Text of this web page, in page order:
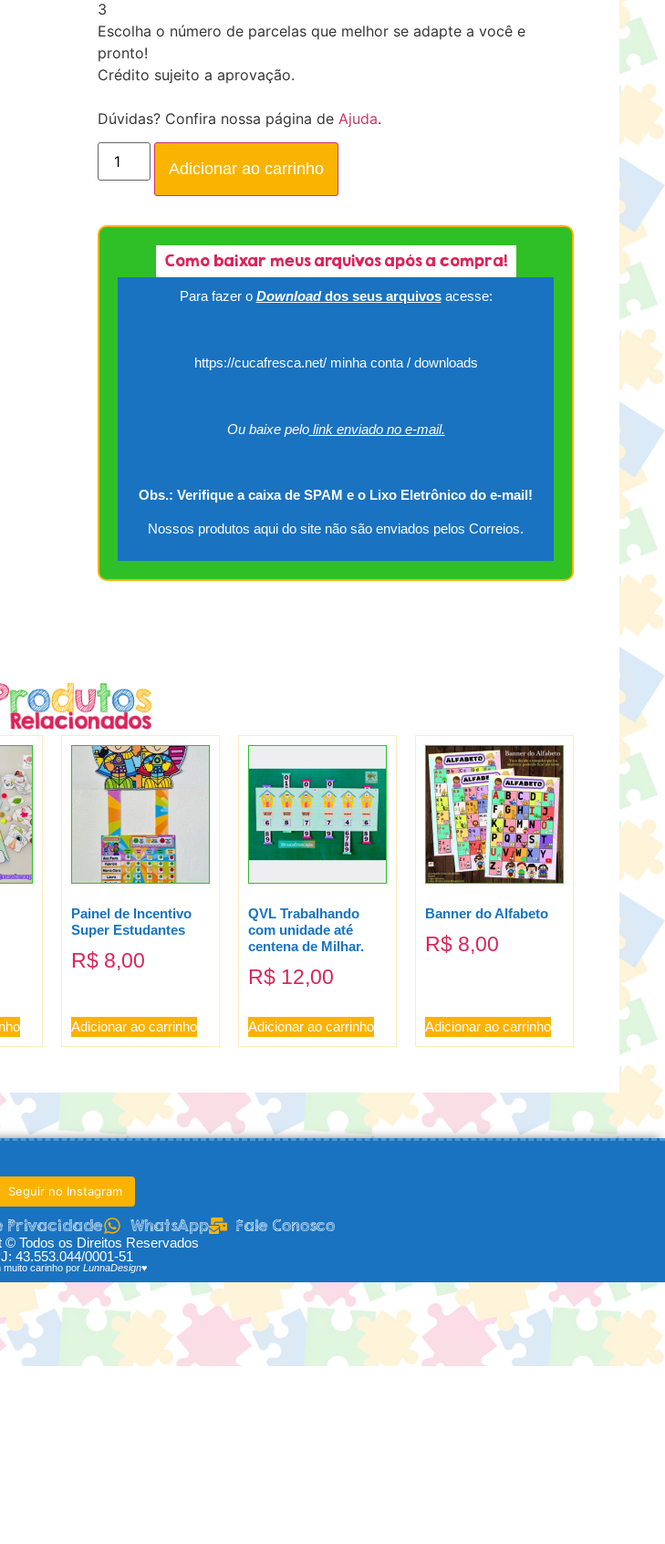
3
Escolha o número de parcelas que melhor se adapte a você e
pronto!
Crédito sujeito a aprovação.
Dúvidas? Confira nossa página de Ajuda.
Adicionar ao carrinho
Como baixar meus arquivos após a compra!
Para fazer o Downloaddos seus arquivos acesse:
https://cucafresca.net/ minha conta / downloads
Ou baixe pelolink enviado no e-mail.
Obs.: Verifique a caixa de SPAM e o Lixo Eletrônico do e-mail!
Nossos produtos aqui do site não são enviados pelos Correios.
Painel de Incentivo
Super Estudantes
R$ 8,00
Adicionar ao carrinho
QVL Trabalhando
com unidade até
centena de Milhar.
R$ 12,00
Adicionar ao carrinho
Banner do Alfabeto
R$ 8,00
Adicionar ao carrinho
Seguir no Instagram
Privacidade WhatsApp Fale Conosco
© Todos os Direitos Reservados
43.553.044/0001-51
muito carinho por LunnaDesign♥